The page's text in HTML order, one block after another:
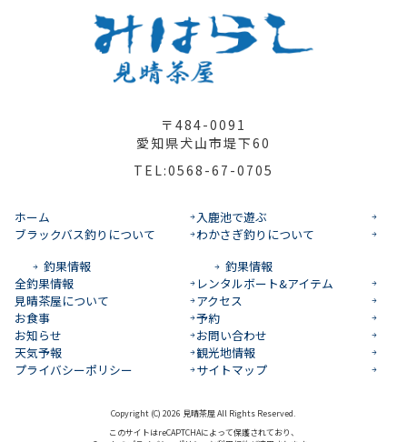
〒484-0091
愛知県犬山市堤下60
TEL:0568-67-0705
ホーム
入鹿池で遊ぶ
ブラックバス釣りについて
釣果情報
わかさぎ釣りについて
釣果情報
全釣果情報
レンタルボート&アイテム
見晴茶屋について
アクセス
お食事
予約
お知らせ
お問い合わせ
天気予報
観光地情報
プライバシーポリシー
サイトマップ
Copyright (C) 2026 見晴茶屋 All Rights Reserved.
このサイトはreCAPTCHAによって保護されており、